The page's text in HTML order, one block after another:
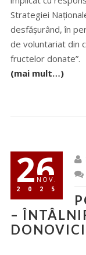
Strategiei
desfășurând, în
de voluntariat din
fructelor donate”.
(mai mult…)
26
NOV.
2025
–
DONOVICI